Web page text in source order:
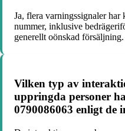
Ja, flera varningssignaler har
nummer, inklusive
generellt oönskad försäljning.
Vilken typ av
uppringda personer
0790086063 enligt de